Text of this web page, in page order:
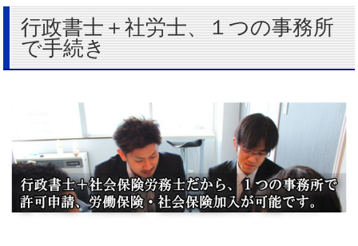
行政書士＋社労士、１つの事務所
で手続き